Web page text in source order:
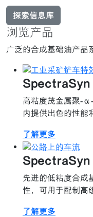
探索信息库
浏览产品
广泛的合成基础油产品
SpectraSyn
高粘度茂金属聚-
内提供出色的性能
了解更多
SpectraSyn
先进的低粘度合成
性，可用于配制高
了解更多